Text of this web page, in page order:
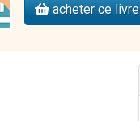
acheter ce livre